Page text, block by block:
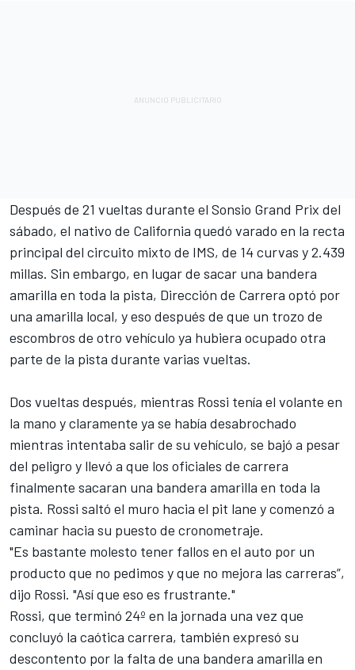
Después de 21 vueltas durante el Sonsio Grand Prix del
sábado, el nativo de California quedó varado en la recta
principal del circuito mixto de IMS, de 14 curvas y 2.439
millas. Sin embargo, en lugar de sacar una bandera
amarilla en toda la pista, Dirección de Carrera optó por
una amarilla local, y eso después de que un trozo de
escombros de otro vehículo ya hubiera ocupado otra
parte de la pista durante varias vueltas.
Dos vueltas después, mientras Rossi tenía el volante en
la mano y claramente ya se había desabrochado
mientras intentaba salir de su vehículo, se bajó a pesar
del peligro y llevó a que los oficiales de carrera
finalmente sacaran una bandera amarilla en toda la
pista. Rossi saltó el muro hacia el pit lane y comenzó a
caminar hacia su puesto de cronometraje.
"Es bastante molesto tener fallos en el auto por un
producto que no pedimos y que no mejora las carreras”,
dijo Rossi. "Así que eso es frustrante."
Rossi, que terminó 24º en la jornada una vez que
concluyó la caótica carrera, también expresó su
descontento por la falta de una bandera amarilla en